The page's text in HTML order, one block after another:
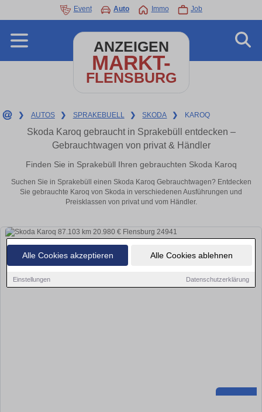
Alle Cookies akzeptieren Alle Cookies ablehnen
Einstellungen Datenschutzerklärung
Event Auto Immo Job
ANZEIGEN
MARKT-
FLENSBURG
❯ AUTOS ❯ SPRAKEBUELL ❯ SKODA ❯ KAROQ
Skoda Karoq gebraucht in Sprakebüll entdecken –
Gebrauchtwagen von privat & Händler
Finden Sie in Sprakebüll Ihren gebrauchten Skoda Karoq
Suchen Sie in Sprakebüll einen Skoda Karoq Gebrauchtwagen? Entdecken
Sie gebrauchte Karoq von Skoda in verschiedenen Ausführungen und
Preisklassen von privat und vom Händler.